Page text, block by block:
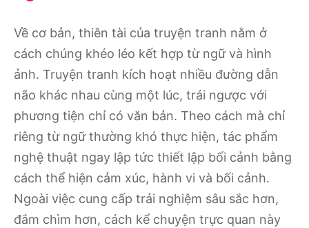
Về cơ bản, thiên tài của truyện tranh nằm ở
cách chúng khéo léo kết hợp từ ngữ và hình
ảnh. Truyện tranh kích hoạt nhiều đường dẫn
não khác nhau cùng một lúc, trái ngược với
phương tiện chỉ có văn bản. Theo cách mà chỉ
riêng từ ngữ thường khó thực hiện, tác phẩm
nghệ thuật ngay lập tức thiết lập bối cảnh bằng
cách thể hiện cảm xúc, hành vi và bối cảnh.
Ngoài việc cung cấp trải nghiệm sâu sắc hơn,
đắm chìm hơn, cách kể chuyện trực quan này